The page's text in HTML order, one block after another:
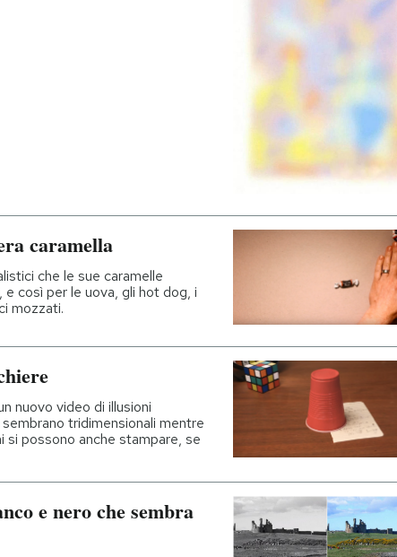
caramella
che le sue caramelle
così per le uova, gli hot dog, i
mozzati.
nuovo video di illusioni
tridimensionali mentre
si possono anche stampare, se
e nero che sembra